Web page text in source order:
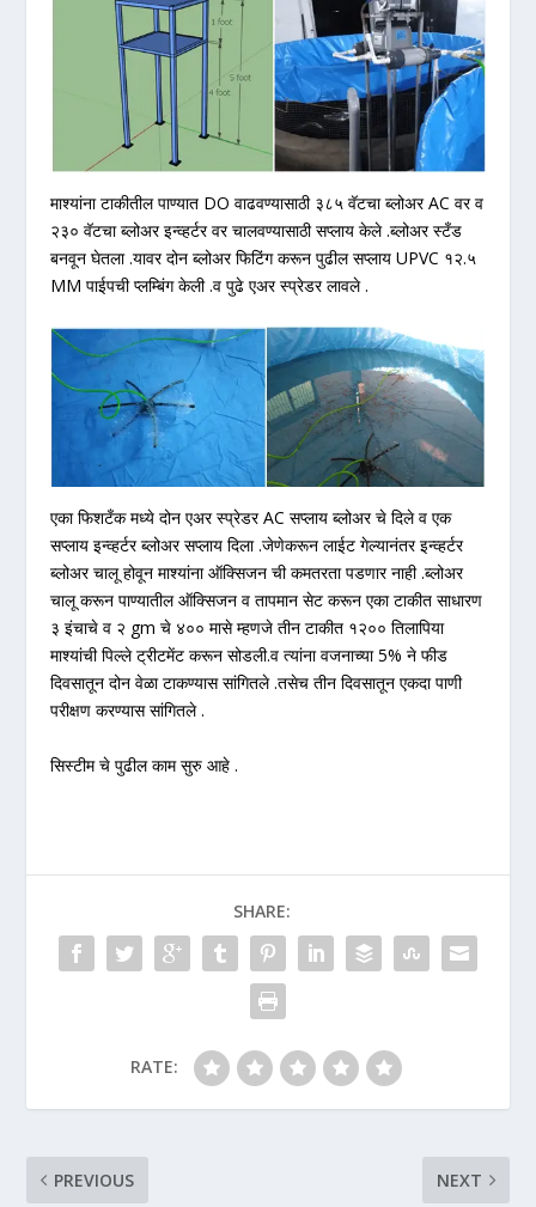
माश्यांना टाकीतील पाण्यात DO वाढवण्यासाठी ३८५ वॅटचा ब्लोअर AC वर व
२३० वॅटचा ब्लोअर इन्व्हर्टर वर चालवण्यासाठी सप्लाय केले .ब्लोअर स्टँड
बनवून घेतला .यावर दोन ब्लोअर फिटिंग करून पुढील सप्लाय UPVC १२.५
MM पाईपची प्लम्बिंग केली .व पुढे एअर स्प्रेडर लावले .
एका फिशटँक मध्ये दोन एअर स्प्रेडर AC सप्लाय ब्लोअर चे दिले व एक
सप्लाय इन्व्हर्टर ब्लोअर सप्लाय दिला .जेणेकरून लाईट गेल्यानंतर इन्व्हर्टर
ब्लोअर चालू होवून माश्यांना ऑक्सिजन ची कमतरता पडणार नाही .ब्लोअर
चालू करून पाण्यातील ऑक्सिजन व तापमान सेट करून एका टाकीत साधारण
३ इंचाचे व २ gm चे ४०० मासे म्हणजे तीन टाकीत १२०० तिलापिया
माश्यांची पिल्ले ट्रीटमेंट करून सोडली.व त्यांना वजनाच्या 5% ने फीड
दिवसातून दोन वेळा टाकण्यास सांगितले .तसेच तीन दिवसातून एकदा पाणी
परीक्षण करण्यास सांगितले .
सिस्टीम चे पुढील काम सुरु आहे .
SHARE:
RATE:
PREVIOUS NEXT